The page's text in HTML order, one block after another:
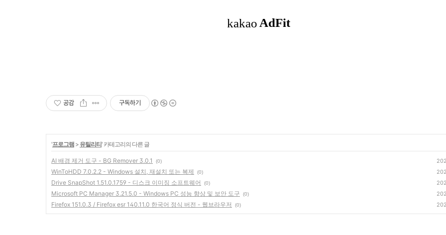
공감 구독하기
'프로그램 > 유틸리티' 카테고리의 다른 글
AI 배경 제거 도구 - BG Remover 3.0.1 (0)
WinToHDD 7.0.2.2 - Windows 설치, 재설치 또는 복제 (0)
Drive SnapShot 1.51.0.1759 - 디스크 이미징 소프트웨어 (0)
Microsoft PC Manager 3.21.5.0 - Windows PC 성능 향상 및 보안 도구 (0)
Firefox 151.0.3 / Firefox esr 140.11.0 한국어 정식 버전 - 웹브라우저 (0)